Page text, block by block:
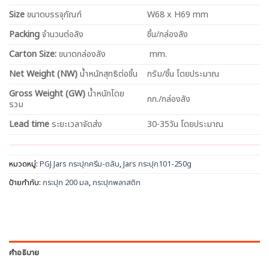
Sizeขนาดบรรจุภัณฑ์
W68 x H69 mm
Packingจำนวนต่อลัง
ชิ้น/กล่องลัง
Carton Size:ขนาดกล่องลัง
mm.
NetWeight (NW)น้ำหนักสุทธิต่อชิ้น
กรัม/ชิ้น โดยประมาณ
Gross Weight (GW)น้ำหนักโดย
รวม
กก./กล่องลัง
Lead time ระยะเวลาจัดส่ง 30-35วัน โดยประมาณ
หมวดหมู่: PGJ Jars กระปุกครีม-ตลับ,Jars กระปุก101-250g
ป้ายกำกับ: กระปุก 200 มล,กระปุกพลาสติก
คำอธิบาย